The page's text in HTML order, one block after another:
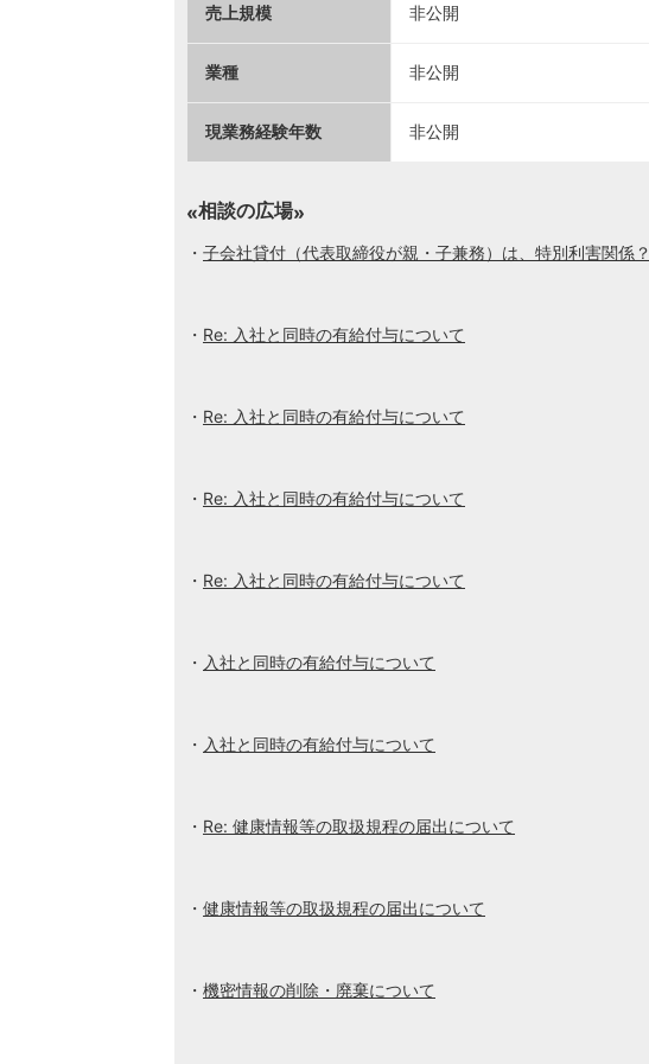
売上規模 非公開
業種 非公開
現業務経験年数 非公開
相談の広場
子会社貸付（代表取締役が親・子兼務）は、特別利害関係？
Re: 入社と同時の有給付与について
Re: 入社と同時の有給付与について
Re: 入社と同時の有給付与について
Re: 入社と同時の有給付与について
入社と同時の有給付与について
入社と同時の有給付与について
Re: 健康情報等の取扱規程の届出について
健康情報等の取扱規程の届出について
機密情報の削除・廃棄について